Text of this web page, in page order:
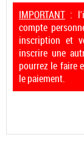
IMPORTANT :
compte
inscription et
inscrire une
pourrez le faire
le paiement.